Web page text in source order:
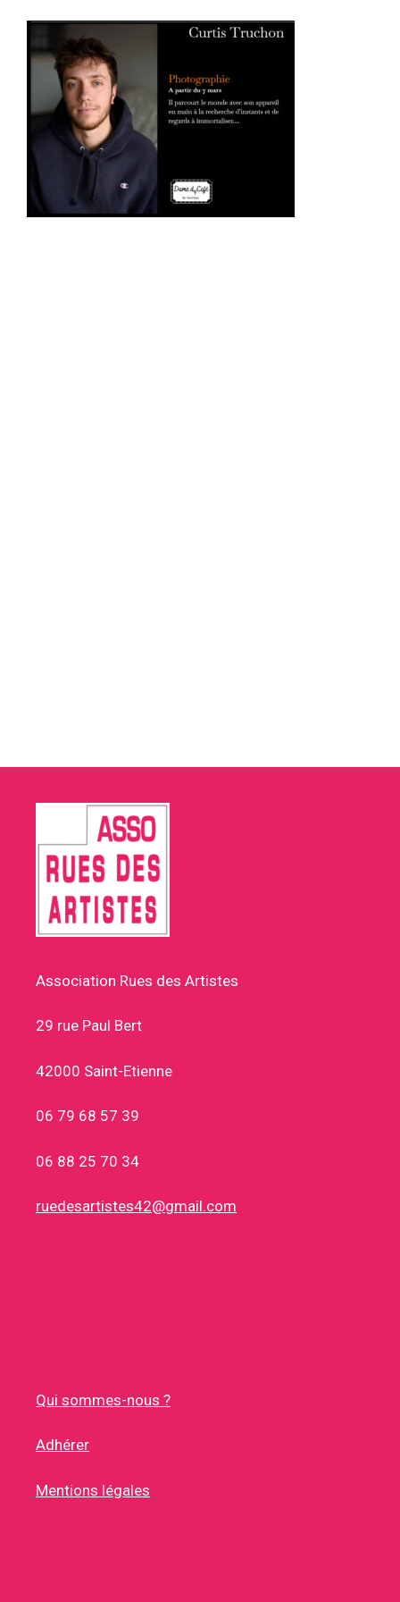
Association Rues des Artistes
29 rue Paul Bert
42000 Saint-Etienne
06 79 68 57 39
06 88 25 70 34
ruedesartistes42@gmail.com
Qui sommes-nous ?
Adhérer
Mentions légales